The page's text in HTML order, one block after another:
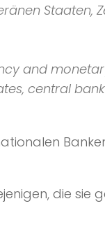
and
central
die sie